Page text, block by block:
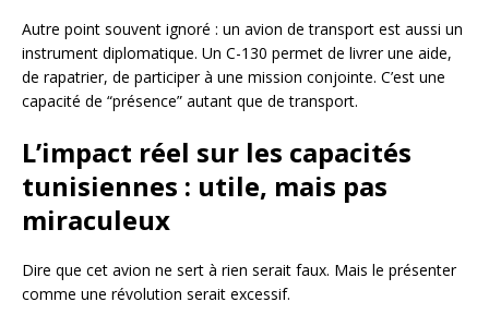
Autre point souvent ignoré : un avion de transport est aussi un
instrument diplomatique. Un C-130 permet de livrer une aide,
de rapatrier, de participer à une mission conjointe. C’est une
capacité de “présence” autant que de transport.
L’impact réel sur les capacités
tunisiennes : utile, mais pas
miraculeux
Dire que cet avion ne sert à rien serait faux. Mais le présenter
comme une révolution serait excessif.